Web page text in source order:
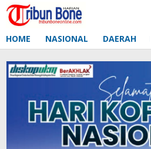
Lewati
ke
HOME NASIONAL DAERAH